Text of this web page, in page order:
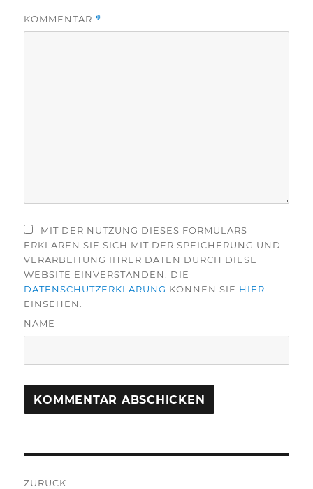
KOMMENTAR *
MIT DER NUTZUNG DIESES FORMULARS
ERKLÄREN SIE SICH MIT DER SPEICHERUNG UND
VERARBEITUNG IHRER DATEN DURCH DIESE
WEBSITE EINVERSTANDEN. DIE
DATENSCHUTZERKLÄRUNG KÖNNEN SIE HIER
EINSEHEN.
NAME
ZURÜCK